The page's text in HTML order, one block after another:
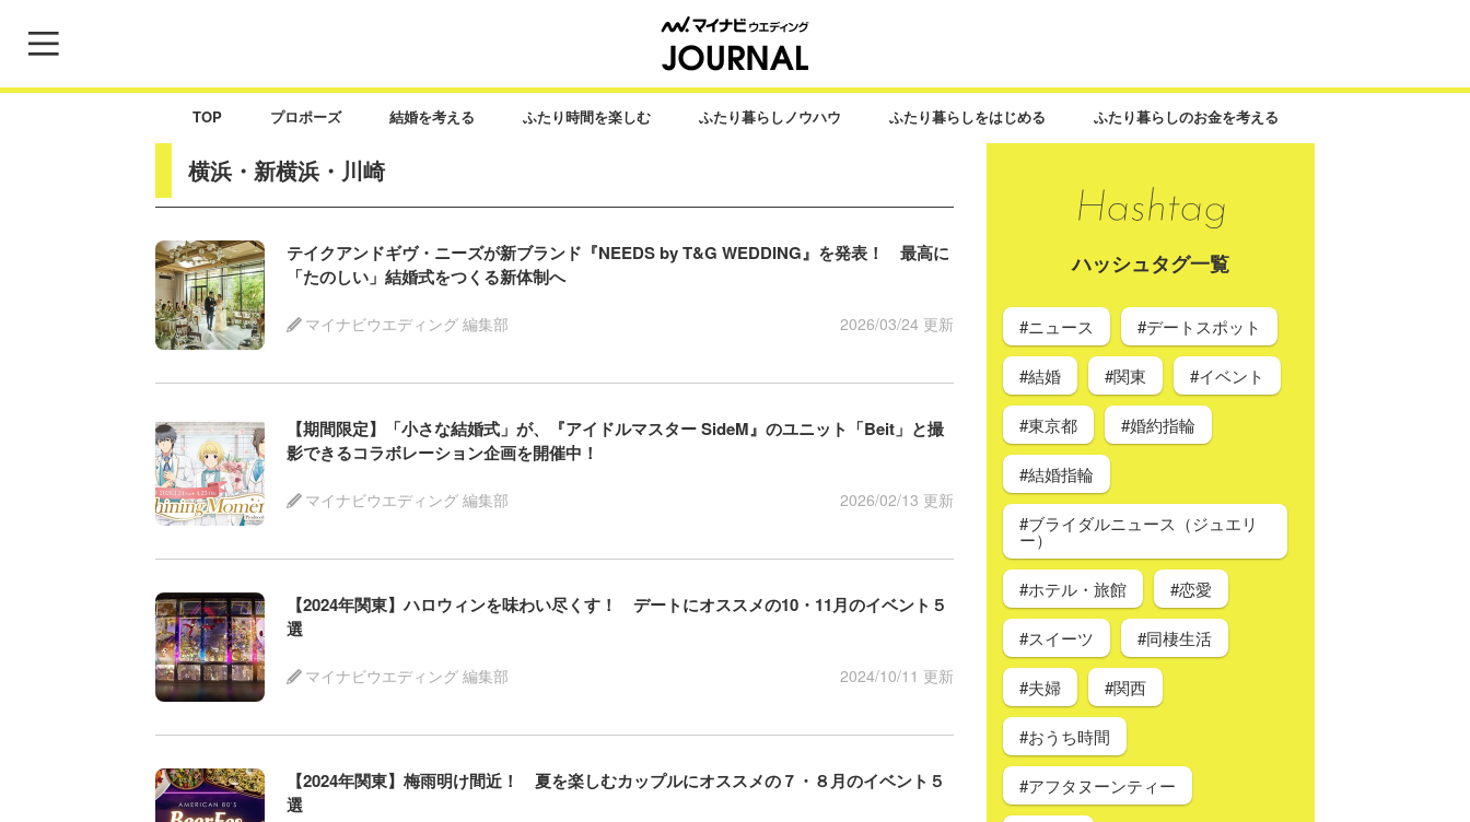
TOP プロポーズ 結婚を考える ふたり時間を楽しむ ふたり暮らしノウハウ ふたり暮らしをはじめる ふたり暮らしのお金を考える
横浜・新横浜・川崎
テイクアンドギヴ・ニーズが新ブランド『NEEDS by T&G WEDDING』を発表！ 最高に
「たのしい」結婚式をつくる新体制へ
マイナビウエディング 編集部 2026/03/24 更新
【期間限定】「小さな結婚式」が、『アイドルマスター SideM』のユニット「Beit」と撮
影できるコラボレーション企画を開催中！
マイナビウエディング 編集部 2026/02/13 更新
【2024年関東】ハロウィンを味わい尽くす！ デートにオススメの10・11月のイベント５
選
マイナビウエディング 編集部 2024/10/11 更新
【2024年関東】梅雨明け間近！ 夏を楽しむカップルにオススメの７・８月のイベント５
選
ハッシュタグ一覧
#ニュース #デートスポット
#結婚 #関東 #イベント
#東京都 #婚約指輪
#結婚指輪
#ブライダルニュース（ジュエリ
ー）
#ホテル・旅館 #恋愛
#スイーツ #同棲生活
#夫婦 #関西
#おうち時間
#アフタヌーンティー